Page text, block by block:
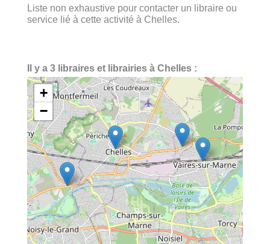
Liste non exhaustive pour contacter un libraire ou
service lié à cette activité à Chelles.
Il y a 3 libraires et librairies à Chelles :
+
−